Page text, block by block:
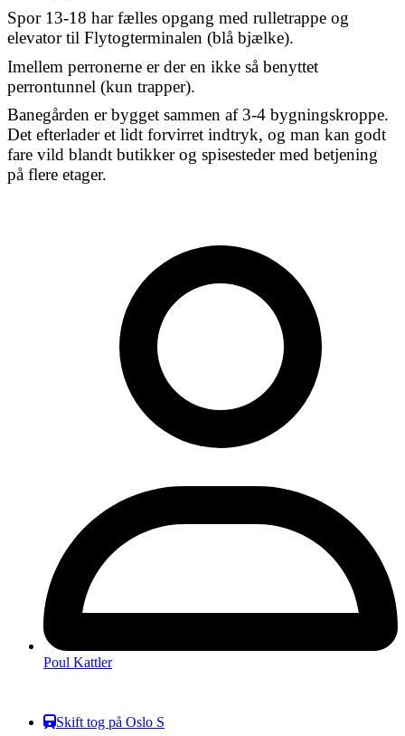
Spor 13-18 har fælles opgang med rulletrappe og
elevator til Flytogterminalen (blå bjælke).
Imellem perronerne er der en ikke så benyttet
perrontunnel (kun trapper).
Banegården er bygget sammen af 3-4 bygningskroppe.
Det efterlader et lidt forvirret indtryk, og man kan godt
fare vild blandt butikker og spisesteder med betjening
på flere etager.
Poul Kattler
Skift tog på Oslo S